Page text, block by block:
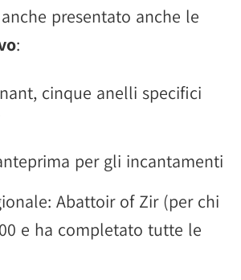
presentato anche le
:
cinque anelli specifici
per gli incantamenti
Abattoir of Zir (per chi
e ha completato tutte le